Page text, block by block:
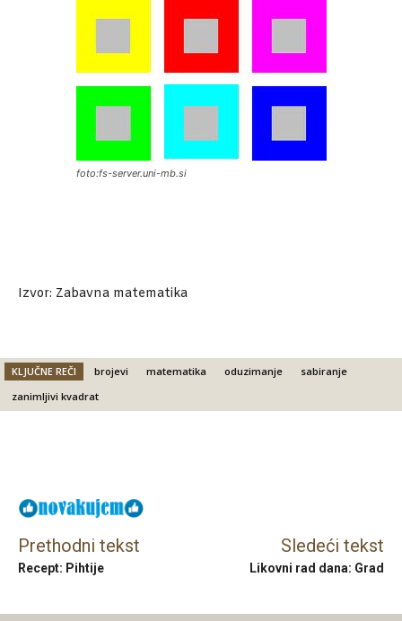
foto:fs-server.uni-mb.si
Izvor: Zabavna matematika
KLJUČNE REČI brojevi matematika oduzimanje
sabiranje
zanimljivi kvadrat
Prethodni tekst
Recept: Pihtije
Sledeći tekst
Likovni rad dana: Grad